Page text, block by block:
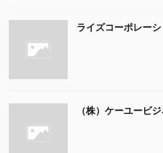
ライズコーポレー
（株）ケーユービ